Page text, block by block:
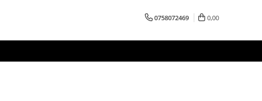
0758072469 0,00